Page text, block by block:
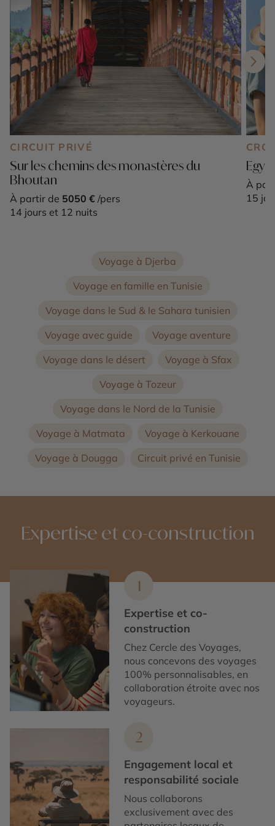
CIRCUIT PRIVÉ
Sur les chemins des monastères du
Bhoutan
À partir de 5050 € /pers
14 jours et 12 nuits
À
15
Voyage à Djerba
Voyage en famille en Tunisie
Voyage dans le Sud & le Sahara tunisien
Voyage avec guide
Voyage aventure
Voyage dans le désert
Voyage à Sfax
Voyage à Tozeur
Voyage dans le Nord de la Tunisie
Voyage à Matmata
Voyage à Kerkouane
Voyage à Dougga
Circuit privé en Tunisie
Expertise et co-construction
1
Expertise et co-
construction
Chez Cercle des Voyages,
nous concevons des voyages
100% personnalisables, en
collaboration étroite avec nos
voyageurs.
2
Engagement local et
responsabilité sociale
Nous collaborons
exclusivement avec des